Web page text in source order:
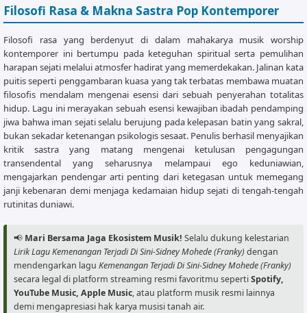
     C             F
Kuyakin Kau hadir disini
     Am            G
Kurasakan Kuasa yang tak terbatas
     C             F
Kuyakin Kau nyata di sini
     Dm      G      C
Kemenangan terjadi di sini
     Dm      G      Am
Kesembuhan terjadi di sini
     Dm      G      C
Kelepasan terjadi di sini
Filosofi Rasa & Makna Sastra Pop Kontemporer
Filosofi rasa yang berdenyut di dalam mahakarya musik worship
kontemporer ini bertumpu pada keteguhan spiritual serta pemulihan
harapan sejati melalui atmosfer hadirat yang memerdekakan. Jalinan kata
puitis seperti penggambaran kuasa yang tak terbatas membawa muatan
filosofis mendalam mengenai esensi dari sebuah penyerahan totalitas
hidup. Lagu ini merayakan sebuah esensi kewajiban ibadah pendamping
jiwa bahwa iman sejati selalu berujung pada kelepasan batin yang sakral,
bukan sekadar ketenangan psikologis sesaat. Penulis berhasil menyajikan
kritik sastra yang matang mengenai ketulusan pengagungan
transendental yang seharusnya melampaui ego keduniawian,
mengajarkan pendengar arti penting dari ketegasan untuk memegang
janji kebenaran demi menjaga kedamaian hidup sejati di tengah-tengah
rutinitas duniawi.
📢 Mari Bersama Jaga Ekosistem Musik! Selalu dukung kelestarian
Lirik Lagu Kemenangan Terjadi Di Sini-Sidney Mohede (Franky) dengan
mendengarkan lagu Kemenangan Terjadi Di Sini-Sidney Mohede (Franky)
secara legal di platform streaming resmi favoritmu sepertiSpotify,
YouTube Music, Apple Music, atau platform musik resmi lainnya
demi mengapresiasi hak karya musisi tanah air.